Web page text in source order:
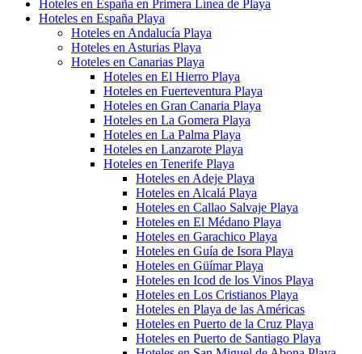
Hoteles en España en Primera Línea de Playa
Hoteles en España Playa
Hoteles en Andalucía Playa
Hoteles en Asturias Playa
Hoteles en Canarias Playa
Hoteles en El Hierro Playa
Hoteles en Fuerteventura Playa
Hoteles en Gran Canaria Playa
Hoteles en La Gomera Playa
Hoteles en La Palma Playa
Hoteles en Lanzarote Playa
Hoteles en Tenerife Playa
Hoteles en Adeje Playa
Hoteles en Alcalá Playa
Hoteles en Callao Salvaje Playa
Hoteles en El Médano Playa
Hoteles en Garachico Playa
Hoteles en Guía de Isora Playa
Hoteles en Güímar Playa
Hoteles en Icod de los Vinos Playa
Hoteles en Los Cristianos Playa
Hoteles en Playa de las Américas
Hoteles en Puerto de la Cruz Playa
Hoteles en Puerto de Santiago Playa